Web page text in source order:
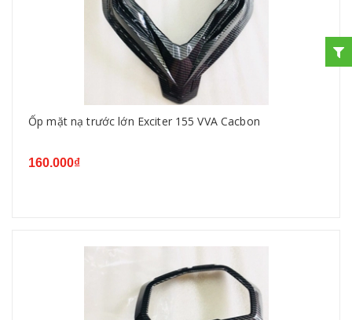
Ốp mặt nạ trước lớn Exciter 155 VVA Cacbon
160.000₫